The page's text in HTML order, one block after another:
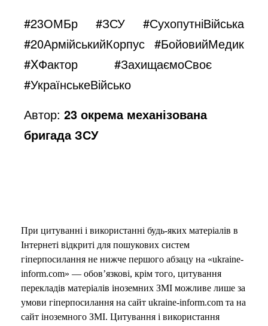
#23ОМБр #ЗСУ
#СухопутніВійська
#20АрмійськийКорпус #БойовийМедик
#XФактор #ЗахищаємоСвоє
#УкраїнськеВійсько
Автор:23 окрема механізована
бригада ЗСУ
При цитуванні і використанні будь-яких матеріалів в
Інтернеті відкриті для пошукових систем
гіперпосилання не нижче першого абзацу на «ukraine-
inform.com» — обов’язкові, крім того, цитування
перекладів матеріалів іноземних ЗМІ можливе лише за
умови гіперпосилання на сайт ukraine-inform.com та на
сайт іноземного ЗМІ. Цитування і використання